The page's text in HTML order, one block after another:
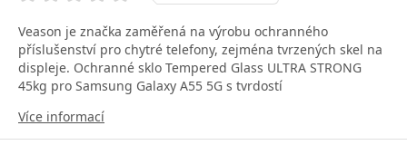
Veason je značka zaměřená na výrobu ochranného
příslušenství pro chytré telefony, zejména tvrzených skel na
displeje. Ochranné sklo Tempered Glass ULTRA STRONG
45kg pro Samsung Galaxy A55 5G s tvrdostí
Více informací